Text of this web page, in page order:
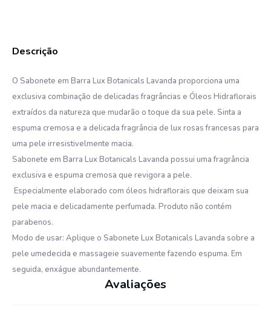
O Sabonete em Barra Lux Botanicals Lavanda proporciona uma
exclusiva combinação de delicadas fragrâncias e Óleos Hidraflorais
extraídos da natureza que mudarão o toque da sua pele. Sinta a
espuma cremosa e a delicada fragrância de lux rosas francesas para
uma pele irresistivelmente macia.
Sabonete em Barra Lux Botanicals Lavanda possui uma fragrância
exclusiva e espuma cremosa que revigora a pele.
Especialmente elaborado com óleos hidraflorais que deixam sua
pele macia e delicadamente perfumada. Produto não contém
parabenos.
Modo de usar: Aplique o Sabonete Lux Botanicals Lavanda sobre a
pele umedecida e massageie suavemente fazendo espuma. Em
seguida, enxágue abundantemente.
Avaliações